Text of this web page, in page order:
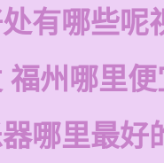
有哪些呢
福州哪里
哪里最好